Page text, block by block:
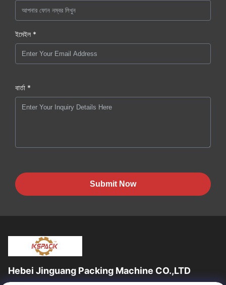
ইমেইল *
বার্তা *
Submit Now
Hebei Jinguang Packing Machine CO.,LTD